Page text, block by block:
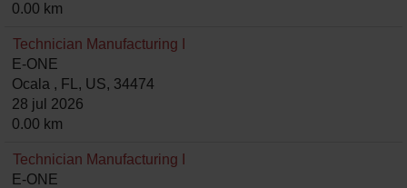
0.00 km
Technician Manufacturing I
E-ONE
Ocala , FL, US, 34474
28 jul 2026
0.00 km
Technician Manufacturing I
E-ONE